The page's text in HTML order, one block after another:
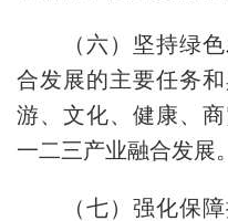
（六）坚持绿色
合发展的主要任务
游、文化、健康、
一二三产业融合发展
（七）强化保障